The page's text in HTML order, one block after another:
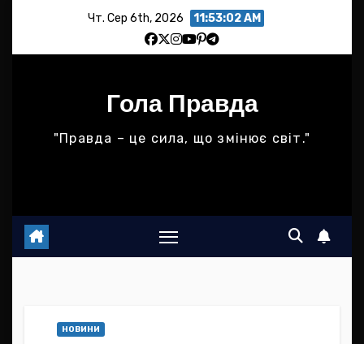
content
Чт. Сер 6th, 2026 11:53:03 AM
Гола Правда
"Правда – це сила, що змінює світ."
НОВИНИ